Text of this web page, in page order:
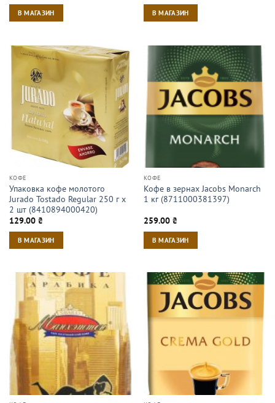
В МАГАЗИН В МАГАЗИН
КОФЕ
Упаковка кофе молотого
Jurado Tostado Regular 250 г х
2 шт (8410894000420)
129.00 ₴
В МАГАЗИН
КОФЕ
Кофе в зернах Jacobs Monarch
1 кг (8711000381397)
259.00 ₴
В МАГАЗИН